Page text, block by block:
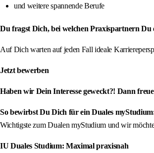
und weitere spannende Berufe
Du fragst Dich, bei welchen Praxispartnern
Auf Dich warten auf jeden Fall ideale
Jetzt bewerben
Haben wir Dein Interesse geweckt?! Dann
So bewirbst Du Dich für ein Duales
Wichtigste zum Dualen myStudium und wir
IU Duales Studium: Maximal praxisnah